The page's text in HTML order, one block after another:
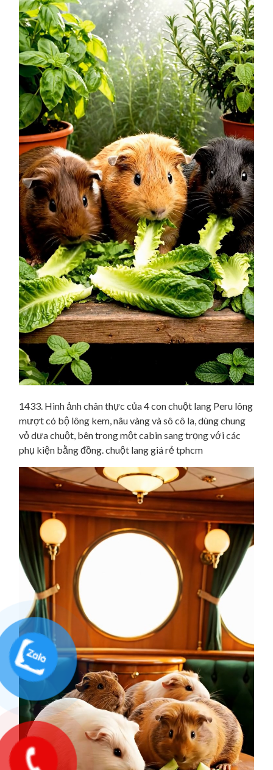
1433. Hình ảnh chân thực của 4 con chuột lang Peru lông
mượt có bộ lông kem, nâu vàng và sô cô la, dùng chung
vỏ dưa chuột, bên trong một cabin sang trọng với các
phụ kiện bằng đồng. chuột lang giá rẻ tphcm